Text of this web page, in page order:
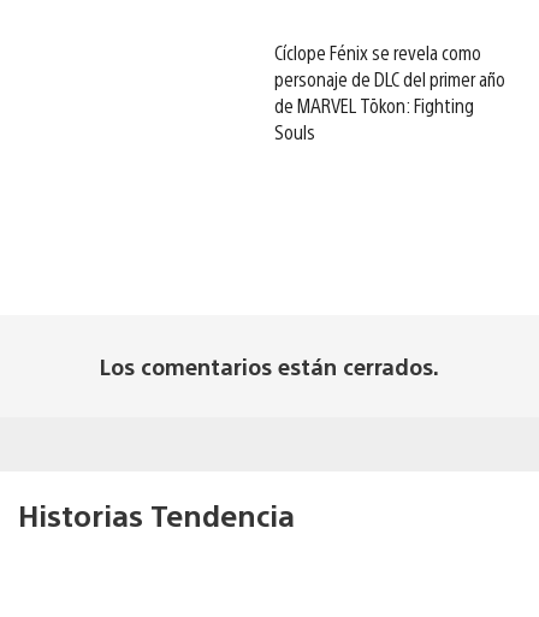
Cíclope Fénix se revela como
personaje de DLC del primer año
de MARVEL Tōkon: Fighting
Souls
Los comentarios están cerrados.
Historias Tendencia